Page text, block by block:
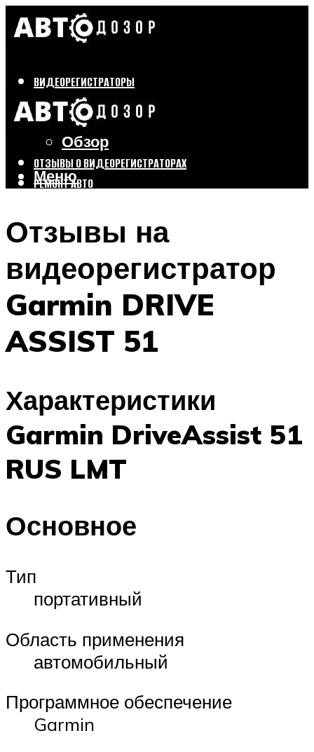
ВИДЕОРЕГИСТРАТОРЫ
Бренды
Выбор
Обзор
ОТЗЫВЫ О ВИДЕОРЕГИСТРАТОРАХ
РЕМОНТ АВТО
Меню
Отзывы на
видеорегистратор
Garmin DRIVE
ASSIST 51
Характеристики
Garmin DriveAssist 51
RUS LMT
Основное
Тип
портативный
Область применения
автомобильный
Программное обеспечение
Garmin